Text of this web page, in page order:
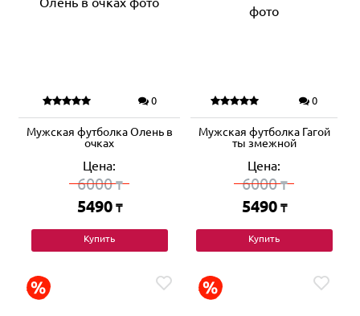
0
Мужская футболка Олень в
очках
Цена:
6000₸
5490 ₸
Купить
0
Мужская футболка Гагой
ты змежной
Цена:
6000₸
5490 ₸
Купить